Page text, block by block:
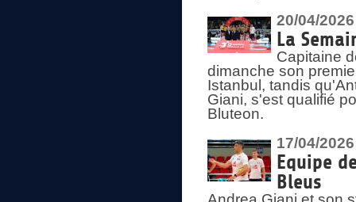
20/04/2026
La
Capitaine
dimanche son
Istanbul, tandis
Giani, s'est qualifié
Bluteon.
17/04/2026
Equipe
Bleus